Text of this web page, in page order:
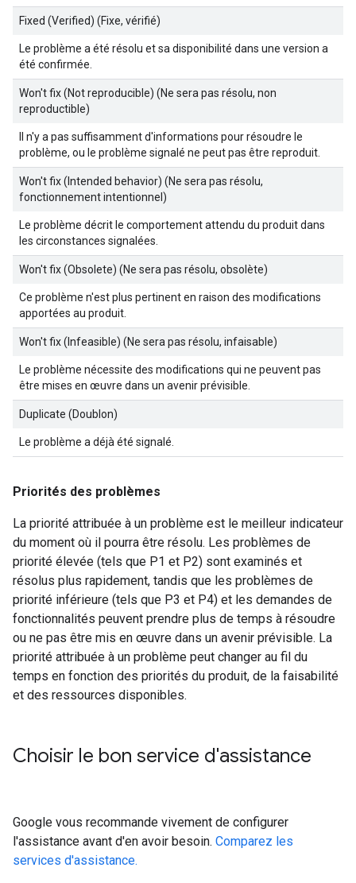
Fixed (Verified) (Fixe, vérifié)
Le problème a été résolu et sa disponibilité dans une version a
été confirmée.
Won't fix (Not reproducible) (Ne sera pas résolu, non
reproductible)
Il n'y a pas suffisamment d'informations pour résoudre le
problème, ou le problème signalé ne peut pas être reproduit.
Won't fix (Intended behavior) (Ne sera pas résolu,
fonctionnement intentionnel)
Le problème décrit le comportement attendu du produit dans
les circonstances signalées.
Won't fix (Obsolete) (Ne sera pas résolu, obsolète)
Ce problème n'est plus pertinent en raison des modifications
apportées au produit.
Won't fix (Infeasible) (Ne sera pas résolu, infaisable)
Le problème nécessite des modifications qui ne peuvent pas
être mises en œuvre dans un avenir prévisible.
Duplicate (Doublon)
Le problème a déjà été signalé.
Priorités des problèmes
La priorité attribuée à un problème est le meilleur indicateur
du moment où il pourra être résolu. Les problèmes de
priorité élevée (tels que P1 et P2) sont examinés et
résolus plus rapidement, tandis que les problèmes de
priorité inférieure (tels que P3 et P4) et les demandes de
fonctionnalités peuvent prendre plus de temps à résoudre
ou ne pas être mis en œuvre dans un avenir prévisible. La
priorité attribuée à un problème peut changer au fil du
temps en fonction des priorités du produit, de la faisabilité
et des ressources disponibles.
Choisir le bon service d'assistance
Google vous recommande vivement de configurer
l'assistance avant d'en avoir besoin. Comparez les
services d'assistance.